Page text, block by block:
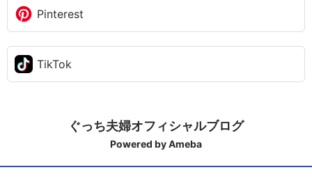
Pinterest
TikTok
ぐっち夫婦オフィシャルブログ
Powered by Ameba